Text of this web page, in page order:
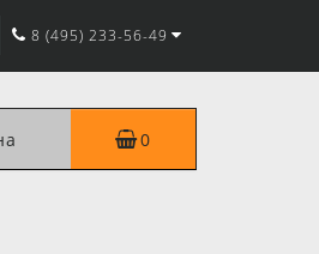
8 (495) 233-56-49
0